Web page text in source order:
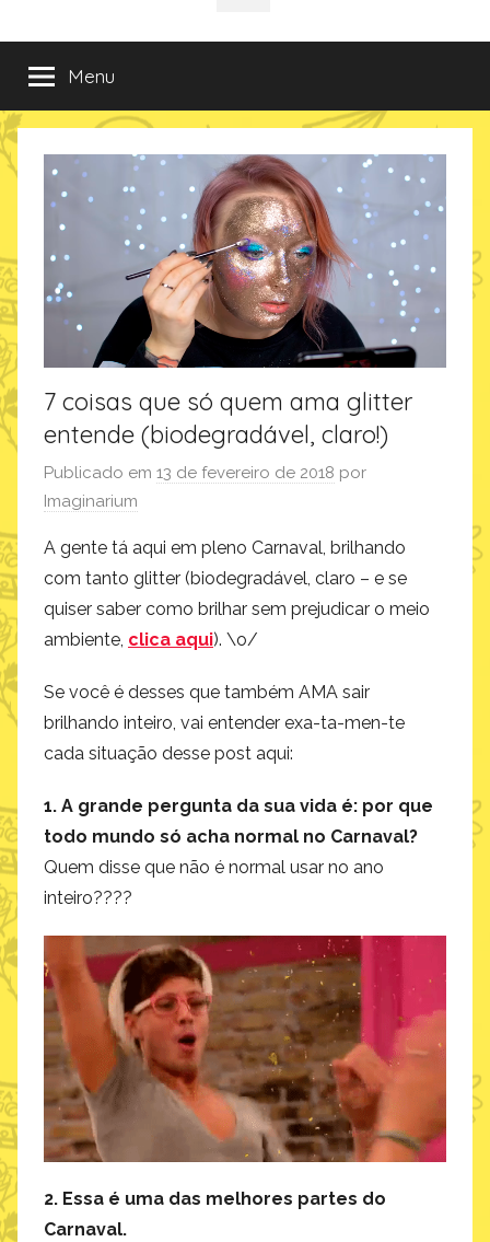
Imaginarium
de
presentes
Menu
7 coisas que só quem ama glitter
entende (biodegradável, claro!)
Publicado em 13 de fevereiro de 2018 por
Imaginarium
A gente tá aqui em pleno Carnaval, brilhando
com tanto glitter (biodegradável, claro – e se
quiser saber como brilhar sem prejudicar o meio
ambiente, clica aqui). \o/
Se você é desses que também AMA sair
brilhando inteiro, vai entender exa-ta-men-te
cada situação desse post aqui:
1. A grande pergunta da sua vida é: por que
todo mundo só acha normal no Carnaval?
Quem disse que não é normal usar no ano
inteiro????
2. Essa é uma das melhores partes do
Carnaval.